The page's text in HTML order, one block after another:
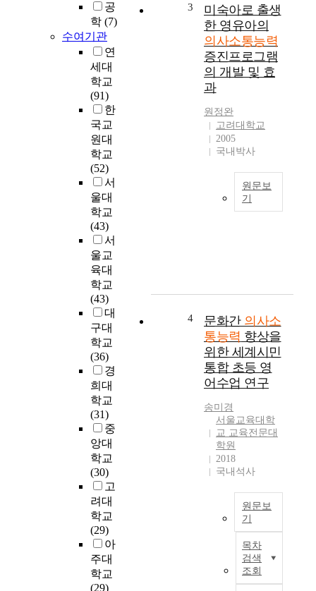
공
학 (7)
수여기관
연
세대
학교
(91)
한
국교
원대
학교
(52)
서
울대
학교
(43)
서
울교
육대
학교
(43)
대
구대
학교
(36)
경
희대
학교
(31)
중
앙대
학교
(30)
고
려대
학교
(29)
아
주대
학교
(29)
3
미숙아로 출생
한 영유아의
의사소통능력
증진프로그램
의 개발 및 효
과
원정완
고려대학교
2005
국내박사
원문보
기
4 문화간 의사소
통능력 향상을
위한 세계시민
통합 초등 영
어수업 연구
송미경
서울교육대학
교 교육전문대
학원
2018
국내석사
원문보
기
목차
검색
조회